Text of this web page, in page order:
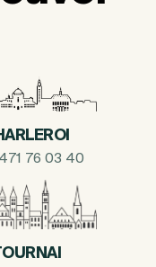
76 03 40